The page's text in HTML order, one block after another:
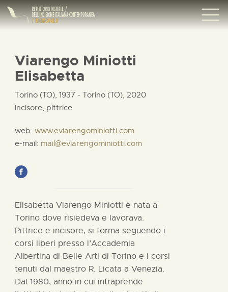
Viarengo Miniotti
Elisabetta
Torino (TO), 1937 - Torino (TO), 2020
incisore, pittrice
web: www.eviarengominiotti.com
e-mail: mail@eviarengominiotti.com
Elisabetta Viarengo Miniotti è nata a
Torino dove risiedeva e lavorava.
Pittrice e incisore, si forma seguendo i
corsi liberi presso l’Accademia
Albertina di Belle Arti di Torino e i corsi
tenuti dal maestro R. Licata a Venezia.
Dal 1980, anno in cui intraprende